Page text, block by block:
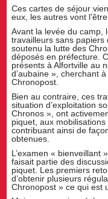
Ces cartes de séjour
eux, les autres vont
Avant la levée du camp,
travailleurs sans papiers
soutenu la lutte des
déposés en préfecture.
présents à Alfortville au
d’aubaine », cherchant
Chronopost.
Bien au contraire, ces
situation d’exploitation
Chronos », ont
piquet, aux
contribuant ainsi de
obtenues.
L’examen « bienveillant
faisait partie des
piquet. Les premiers
d’obtenir plusieurs
Chronopost » ce qui est